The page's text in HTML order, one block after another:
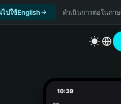
ไปใช้English ดำเนินการต่อในภา